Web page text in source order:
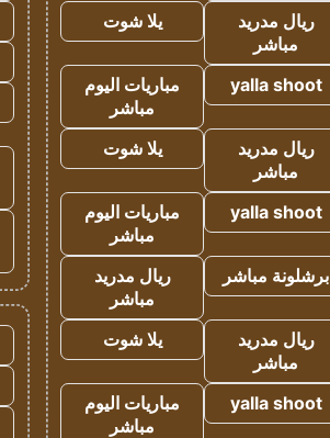
ريال مدريد
مباشر
يلا شوت
yalla shoot
مباريات اليوم
مباشر
ريال مدريد
مباشر
يلا شوت
yalla shoot
مباريات اليوم
مباشر
برشلونة مباشر
ريال مدريد
مباشر
ريال مدريد
مباشر
يلا شوت
yalla shoot
مباريات اليوم
مباشر